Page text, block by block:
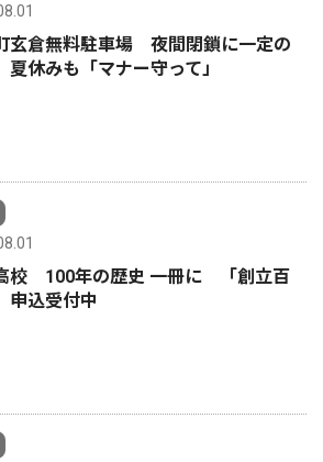
玄倉無料駐車場 夜間閉鎖に一定の
休みも「マナー守って」
校 100年の歴史 一冊に 「創立百
申込受付中